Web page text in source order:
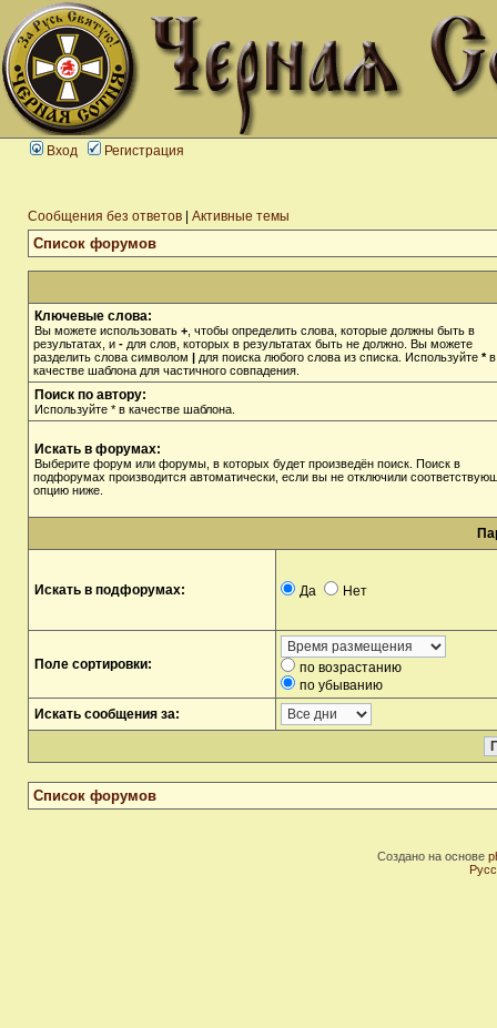
Вход Регистрация
Сообщения без ответов Активные темы
Список форумов
Ключевые слова:
Вы можете использовать + , чтобы определить слова, которые должны быть в
результатах, и - для слов, которых в результатах быть не должно. Вы можете
разделить слова символом | для поиска любого слова из списка. Используйте *в
качестве шаблона для частичного совпадения.
Поиск по автору:
Используйте * в качестве шаблона.
Искать в форумах:
Выберите форум или форумы, в которых будет произведён поиск. Поиск в
подфорумах производится автоматически, если вы не отключили
опцию ниже.
Искать в подфорумах: Да Нет
Поле сортировки:
по возрастанию
по убыванию
Искать сообщения за:
Список форумов
Создано на основе